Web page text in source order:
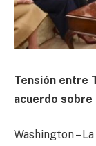
Tensión entre
acuerdo sobre
Washington –